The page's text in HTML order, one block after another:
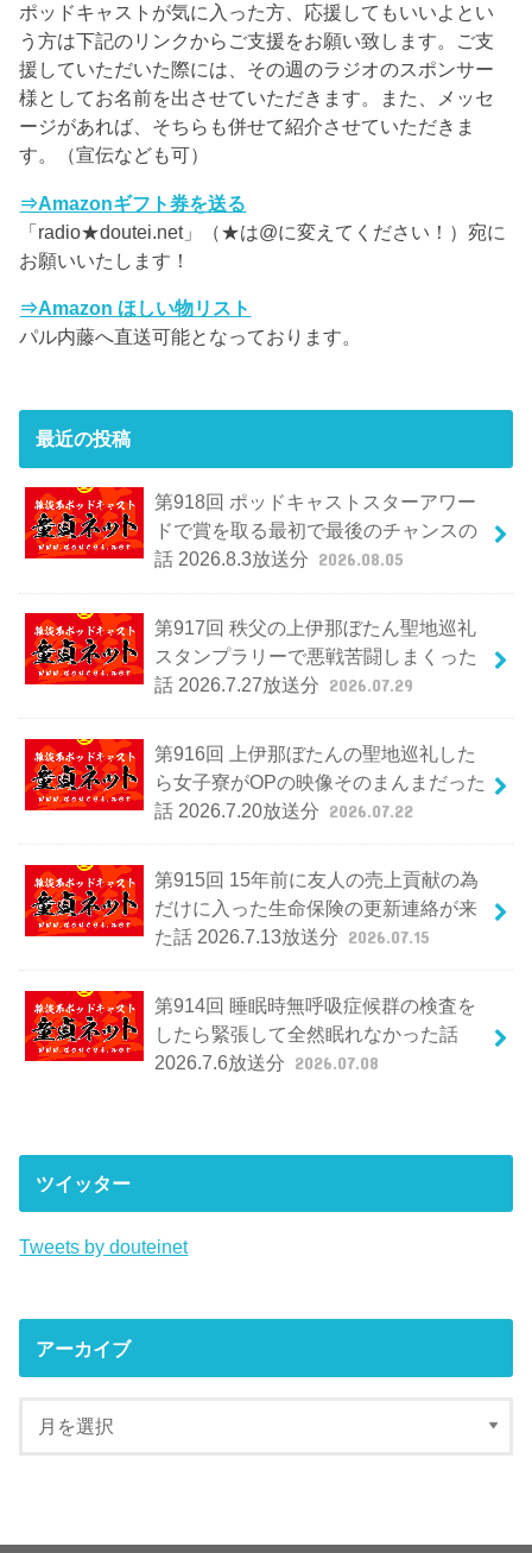
ポッドキャストが気に入った方、応援してもいいよとい
う方は下記のリンクからご支援をお願い致します。ご支
援していただいた際には、その週のラジオのスポンサー
様としてお名前を出させていただきます。また、メッセ
ージがあれば、そちらも併せて紹介させていただきま
す。（宣伝なども可）
⇒Amazonギフト券を送る
「radio★doutei.net」（★は@に変えてください！）宛に
お願いいたします！
⇒Amazon ほしい物リスト
パル内藤へ直送可能となっております。
最近の投稿
第918回 ポッドキャストスターアワー
ドで賞を取る最初で最後のチャンスの
話 2026.8.3放送分 2026.08.05
第917回 秩父の上伊那ぼたん聖地巡礼
スタンプラリーで悪戦苦闘しまくった
話 2026.7.27放送分 2026.07.29
第916回 上伊那ぼたんの聖地巡礼した
ら女子寮がOPの映像そのまんまだった
話 2026.7.20放送分 2026.07.22
第915回 15年前に友人の売上貢献の為
だけに入った生命保険の更新連絡が来
た話 2026.7.13放送分 2026.07.15
第914回 睡眠時無呼吸症候群の検査を
したら緊張して全然眠れなかった話
2026.7.6放送分 2026.07.08
ツイッター
Tweets by douteinet
アーカイブ